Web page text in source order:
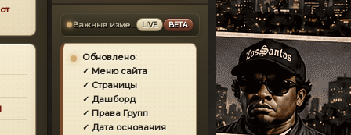
Важные изменения LIVE BETA
Обновлено:
✓ Меню сайта
✓ Страницы
✓ Дашборд
✓ Права Групп
✓ Дата основания